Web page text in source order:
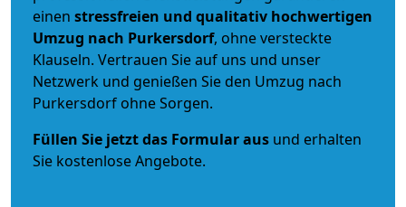
einen stressfreien und qualitativ hochwertigen
Umzug nach Purkersdorf, ohne versteckte
Klauseln. Vertrauen Sie auf uns und unser
Netzwerk und genießen Sie den Umzug nach
Purkersdorf ohne Sorgen.
Füllen Sie jetzt das Formular aus und erhalten
Sie kostenlose Angebote.